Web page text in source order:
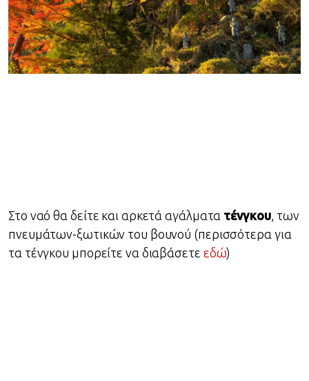
Στο ναό θα δείτε και αρκετά αγάλματα τένγκου, των
πνευμάτων-ξωτικών του βουνού (περισσότερα για
τα τένγκου μπορείτε να διαβάσετε εδώ)